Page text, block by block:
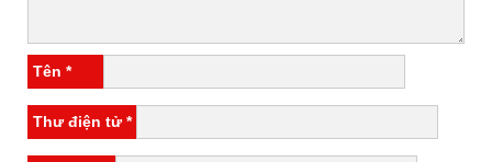
Tên *
Thư điện tử*